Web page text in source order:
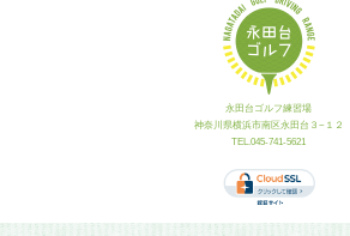
永田台ゴルフ練習場
神奈川県横浜市南区永田台３−１２
TEL.045-741-5621